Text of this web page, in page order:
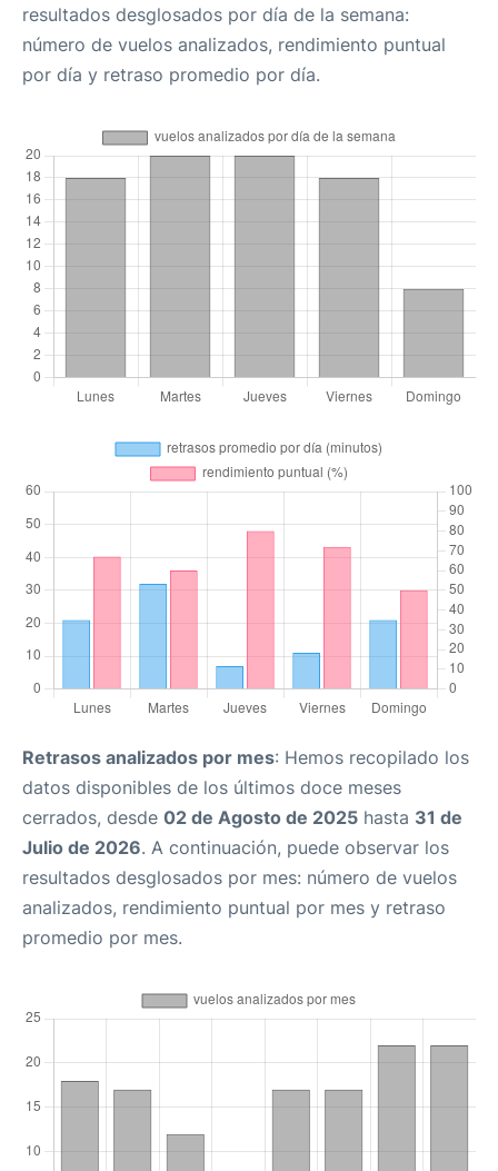
resultados desglosados por día de la semana:
número de vuelos analizados, rendimiento puntual
por día y retraso promedio por día.
Retrasos analizados por mes: Hemos recopilado los
datos disponibles de los últimos doce meses
cerrados, desde 02 de Agosto de 2025 hasta 31 de
Julio de 2026. A continuación, puede observar los
resultados desglosados por mes: número de vuelos
analizados, rendimiento puntual por mes y retraso
promedio por mes.